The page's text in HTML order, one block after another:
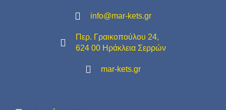
info@mar-kets.gr
Περ. Γραικοπούλου 24,
624 00 Ηράκλεια Σερρών
mar-kets.gr